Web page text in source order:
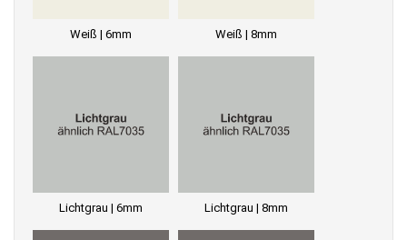
Weiß | 6mm Weiß | 8mm
Lichtgrau | 6mm Lichtgrau | 8mm